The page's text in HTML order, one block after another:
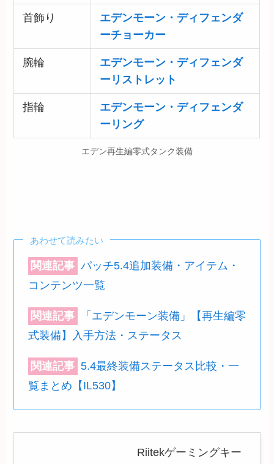
首飾り
エデンモーン・ディフェンダ
ーチョーカー
腕輪
エデンモーン・ディフェンダ
ーリストレット
指輪
エデンモーン・ディフェンダ
ーリング
エデン再生編零式タンク装備
あわせて読みたい
関連記事 パッチ5.4追加装備・アイテム・
コンテンツ一覧
関連記事
「エデンモーン装備」【再生編零
式装備】入手方法・ステータス
関連記事 5.4最終装備ステータス比較・一
覧まとめ【IL530】
Riitekゲーミングキー